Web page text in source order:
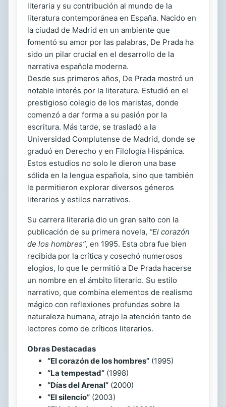
literaria y su contribución al mundo de la
literatura contemporánea en España. Nacido en
la ciudad de Madrid en un ambiente que
fomentó su amor por las palabras, De Prada ha
sido un pilar crucial en el desarrollo de la
narrativa española moderna.
Desde sus primeros años, De Prada mostró un
notable interés por la literatura. Estudió en el
prestigioso colegio de los maristas, donde
comenzó a dar forma a su pasión por la
escritura. Más tarde, se trasladó a la
Universidad Complutense de Madrid, donde se
graduó en Derecho y en Filología Hispánica.
Estos estudios no solo le dieron una base
sólida en la lengua española, sino que también
le permitieron explorar diversos géneros
literarios y estilos narrativos.
Su carrera literaria dio un gran salto con la
publicación de su primera novela, “El corazón
de los hombres”, en 1995. Esta obra fue bien
recibida por la crítica y cosechó numerosos
elogios, lo que le permitió a De Prada hacerse
un nombre en el ámbito literario. Su estilo
narrativo, que combina elementos de realismo
mágico con reflexiones profundas sobre la
naturaleza humana, atrajo la atención tanto de
lectores como de críticos literarios.
Obras Destacadas
“El corazón de los hombres” (1995)
“La tempestad” (1998)
“Días del Arenal” (2000)
“El silencio” (2003)